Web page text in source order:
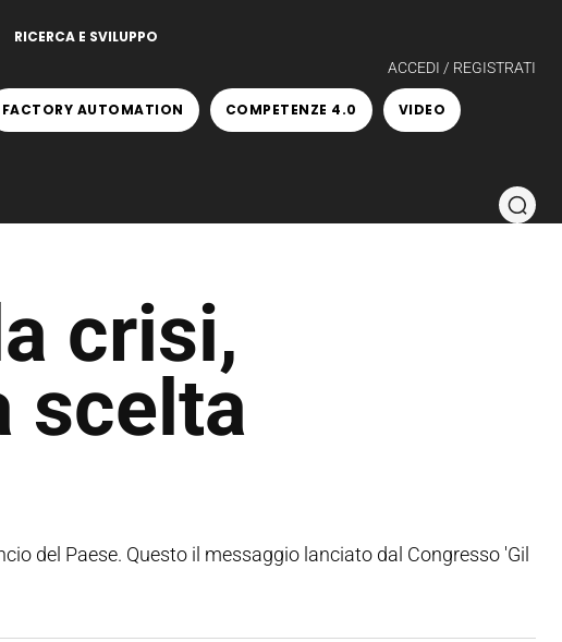
RICERCA E SVILUPPO
ACCEDI / REGISTRATI
FACTORY AUTOMATION COMPETENZE 4.0 VIDEO
crisi,
scelta
del Paese. Questo il messaggio lanciato dal Congresso 'Gil